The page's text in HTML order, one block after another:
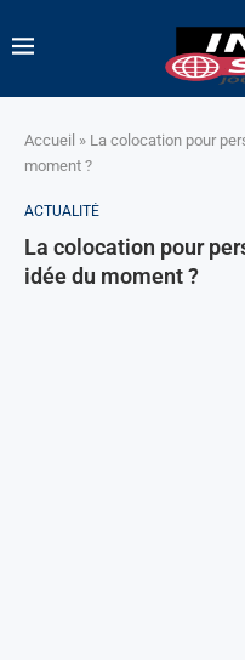
Accueil » La colocation pour
moment ?
ACTUALITÉ
La colocation pour
idée du moment ?